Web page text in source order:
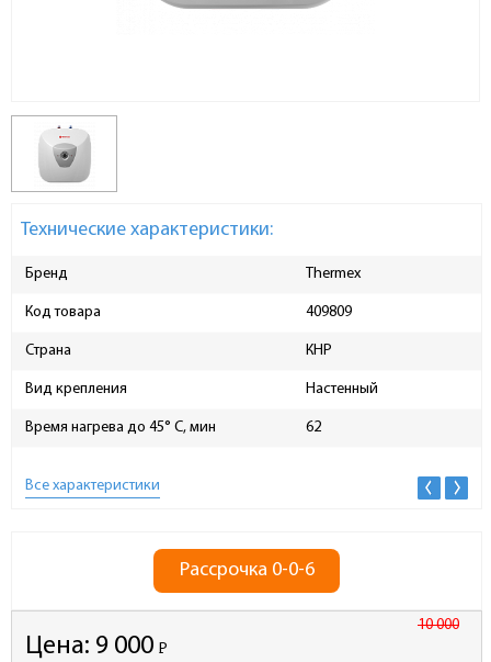
Технические характеристики:
Бренд Thermex
Код товара 409809
Страна КНР
Вид крепления Настенный
Время нагрева до 45° C, мин 62
Все характеристики
Рассрочка 0-0-6
Цена:
10 000
9 000 Р
-